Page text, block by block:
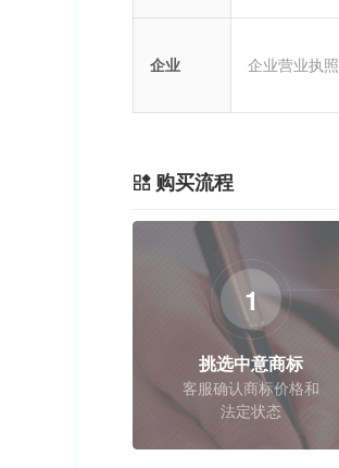
企业
企业营业执照
购买流程
1
挑选中意商标
客服确认商标价格和
法定状态